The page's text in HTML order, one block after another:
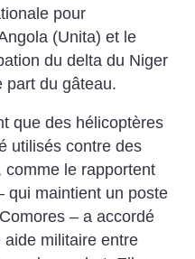
pour
(Unita) et le
du delta du Niger
part du gâteau.
que des hélicoptères
utilisés contre des
le rapportent
qui maintient un poste
– a accordé
militaire entre